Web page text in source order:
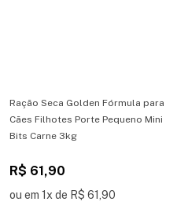
Ração Seca Golden Fórmula para
Cães Filhotes Porte Pequeno Mini
Bits Carne 3kg
R$ 61,90
ou em 1x de R$ 61,90